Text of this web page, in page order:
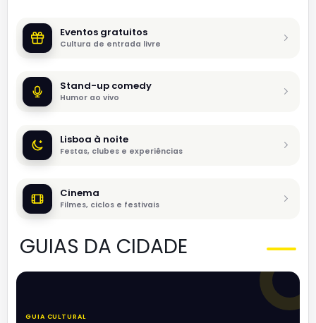
Eventos gratuitos
Cultura de entrada livre
Stand-up comedy
Humor ao vivo
Lisboa à noite
Festas, clubes e experiências
Cinema
Filmes, ciclos e festivais
GUIAS DA CIDADE
GUIA CULTURAL